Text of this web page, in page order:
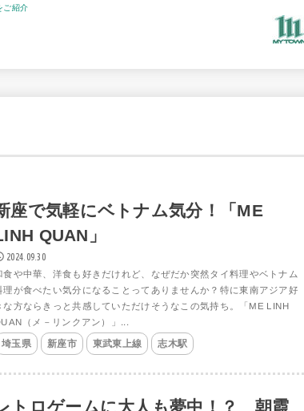
ご紹介
座で気軽にベトナム気分！「ME
QUAN」
2024.09.30
食や中華、洋食も好きだけれど、なぜだか突然タイ料理やベトナム
理が食べたい気分になることってありませんか？特に東南アジア好
な方ならきっと共感していただけそうなこの気持ち。「ME LINH
（メ－リンクアン）」...
埼玉県 新座市 東武東上線 志木駅
トロゲームに大人も夢中！？ 朝霞